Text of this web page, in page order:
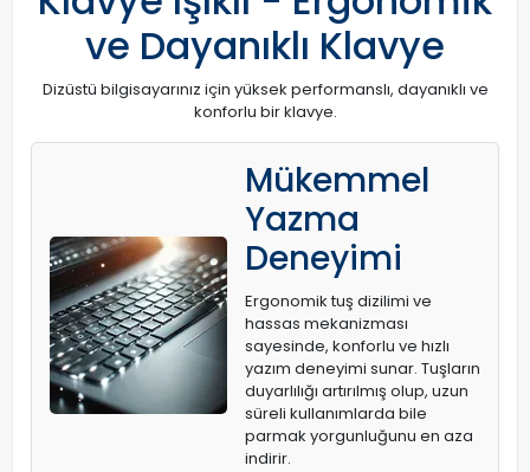
ve Dayanıklı Klavye
Dizüstü bilgisayarınız için yüksek performanslı, dayanıklı ve
konforlu bir klavye.
Mükemmel
Yazma
Deneyimi
Ergonomik tuş dizilimi ve
hassas mekanizması
sayesinde, konforlu ve hızlı
yazım deneyimi sunar. Tuşların
duyarlılığı artırılmış olup, uzun
süreli kullanımlarda bile
parmak yorgunluğunu en aza
indirir.